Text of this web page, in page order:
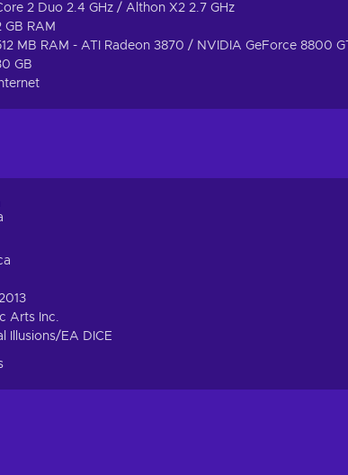
2 Duo 2.4 GHz / Althon X2 2.7 GHz
GB RAM
MB RAM - ATI Radeon 3870 / NVIDIA GeForce 8800 GT
GB
Arts Inc.
Illusions/EA DICE